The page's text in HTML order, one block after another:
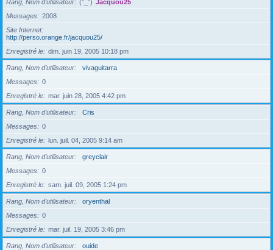
Rang, Nom d’utilisateur (°_°) Jacquou25
Messages
2008
Site Internet
http://perso.orange.fr/jacquou25/
Enregistré le
dim. juin 19, 2005 10:18 pm
Rang, Nom d’utilisateur
vivaguitarra
Messages
0
Enregistré le
mar. juin 28, 2005 4:42 pm
Rang, Nom d’utilisateur
Cris
Messages
0
Enregistré le
lun. juil. 04, 2005 9:14 am
Rang, Nom d’utilisateur
greyclair
Messages
0
Enregistré le
sam. juil. 09, 2005 1:24 pm
Rang, Nom d’utilisateur
oryenthal
Messages
0
Enregistré le
mar. juil. 19, 2005 3:46 pm
Rang, Nom d’utilisateur
ouide